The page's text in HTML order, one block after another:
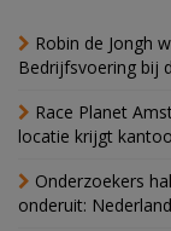
Robin de Jongh
Bedrijfsvoering bij
Race Planet
locatie krijgt
Onderzoekers
onderuit: